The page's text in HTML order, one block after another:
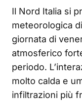
Il Nord Italia si
meteorologica
giornata di
atmosferico
periodo.
molto calda e
infiltrazioni più